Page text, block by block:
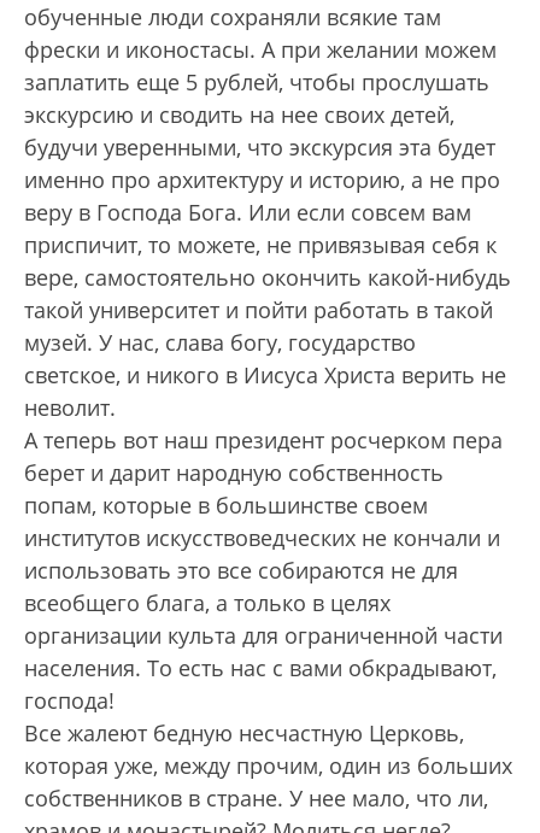
обученные люди сохраняли всякие там
фрески и иконостасы. А при желании можем
заплатить еще 5 рублей, чтобы прослушать
экскурсию и сводить на нее своих детей,
будучи уверенными, что экскурсия эта будет
именно про архитектуру и историю, а не про
веру в Господа Бога. Или если совсем вам
приспичит, то можете, не привязывая себя к
вере, самостоятельно окончить какой-нибудь
такой университет и пойти работать в такой
музей. У нас, слава богу, государство
светское, и никого в Иисуса Христа верить не
неволит.
А теперь вот наш президент росчерком пера
берет и дарит народную собственность
попам, которые в большинстве своем
институтов искусствоведческих не кончали и
использовать это все собираются не для
всеобщего блага, а только в целях
организации культа для ограниченной части
населения. То есть нас с вами обкрадывают,
господа!
Все жалеют бедную несчастную Церковь,
которая уже, между прочим, один из больших
собственников в стране. У нее мало, что ли,